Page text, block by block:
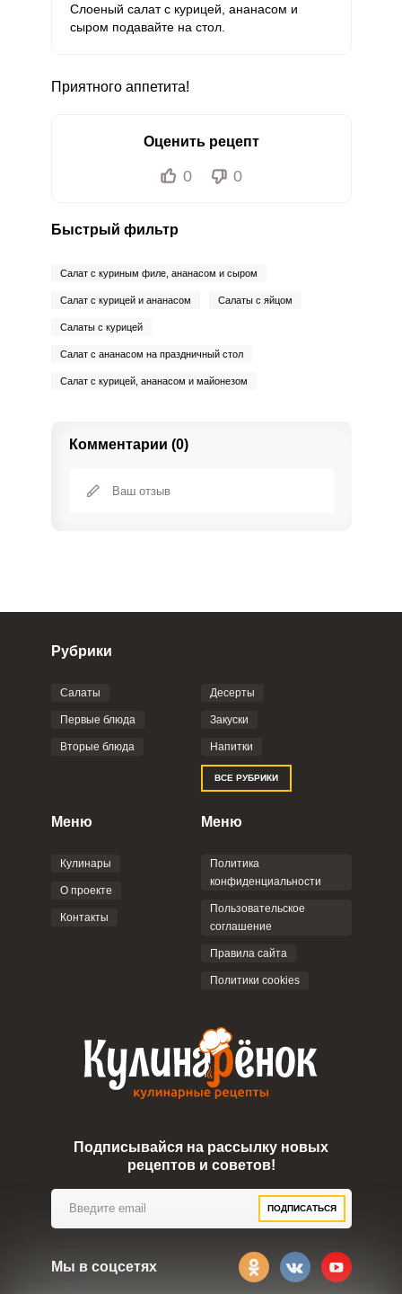
Слоеный салат с курицей, ананасом и
сыром подавайте на стол.
Приятного аппетита!
Оценить рецепт
0 0
Быстрый фильтр
Салат с куриным филе, ананасом и сыром
Салат с курицей и ананасом Салаты с яйцом
Салаты с курицей
Салат с ананасом на праздничный стол
Салат с курицей, ананасом и майонезом
Комментарии (0)
Фото до 4 шт, до 5 mb
Отправляя эту форму, вы соглашаетесь с
Политикой
Пользовательским
соглашением
Рубрики
Салаты
Первые блюда
Вторые блюда
Десерты
Закуски
Напитки
ВСЕ РУБРИКИ
Меню
Кулинары
О проекте
Контакты
Меню
Политика
конфиденциальности
Пользовательское
соглашение
Правила сайта
Политики cookies
Подписывайся на рассылку новых
рецептов и советов!
ПОДПИСАТЬСЯ
Мы в соцсетях